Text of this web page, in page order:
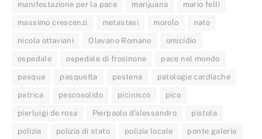
manifestazione per la pace marijuana mario felli
massimo crescenzi metastasi morolo nato
nicola ottaviani Olevano Romano omicidio
ospedale ospedale di frosinone pace nel mondo
pasqua pasquetta pastena patologie cardiache
patrica pescosolido picinisco pico
pierluigi de rosa Pierpaolo d'alessandro pistola
polizia polizia di stato polizia locale ponte galeria